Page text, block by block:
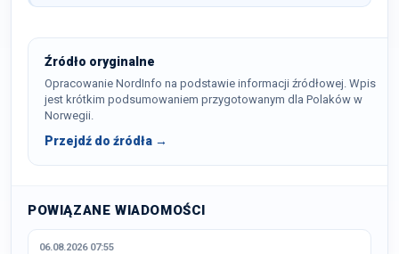
Źródło oryginalne
Opracowanie NordInfo na podstawie informacji źródłowej. Wpis
jest krótkim podsumowaniem przygotowanym dla Polaków w
Norwegii.
Przejdź do źródła →
POWIĄZANE WIADOMOŚCI
06.08.2026 07:55